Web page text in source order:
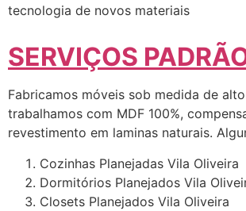
tecnologia de novos materiais
SERVIÇOS
Fabricamos móveis sob medida de
trabalhamos com MDF 100%,
revestimento em laminas naturais.
Cozinhas Planejadas Vila Oliveira
Dormitórios Planejados Vila
Closets Planejados Vila Oliveira